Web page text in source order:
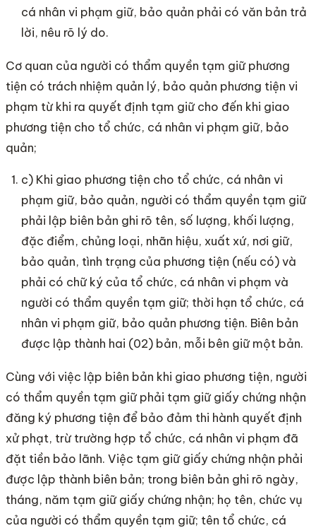
cá nhân vi phạm giữ, bảo quản phải có văn bản trả
lời, nêu rõ lý do.
Cơ quan của người có thẩm quyền tạm giữ phương
tiện có trách nhiệm quản lý, bảo quản phương tiện vi
phạm từ khi ra quyết định tạm giữ cho đến khi giao
phương tiện cho tổ chức, cá nhân vi phạm giữ, bảo
quản;
c) Khi giao phương tiện cho tổ chức, cá nhân vi
phạm giữ, bảo quản, người có thẩm quyền tạm giữ
phải lập biên bản ghi rõ tên, số lượng, khối lượng,
đặc điểm, chủng loại, nhãn hiệu, xuất xứ, nơi giữ,
bảo quản, tình trạng của phương tiện (nếu có) và
phải có chữ ký của tổ chức, cá nhân vi phạm và
người có thẩm quyền tạm giữ; thời hạn tổ chức, cá
nhân vi phạm giữ, bảo quản phương tiện. Biên bản
được lập thành hai (02) bản, mỗi bên giữ một bản.
Cùng với việc lập biên bản khi giao phương tiện, người
có thẩm quyền tạm giữ phải tạm giữ giấy chứng nhận
đăng ký phương tiện để bảo đảm thi hành quyết định
xử phạt, trừ trường hợp tổ chức, cá nhân vi phạm đã
đặt tiền bảo lãnh. Việc tạm giữ giấy chứng nhận phải
được lập thành biên bản; trong biên bản ghi rõ ngày,
tháng, năm tạm giữ giấy chứng nhận; họ tên, chức vụ
của người có thẩm quyền tạm giữ; tên tổ chức, cá